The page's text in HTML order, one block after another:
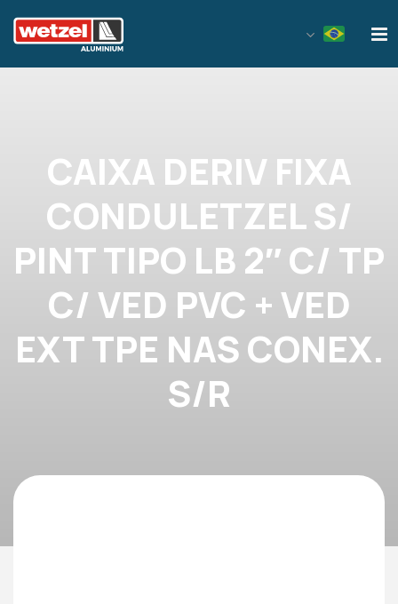
CAIXA DERIV FIXA
CONDULETZEL S/
PINT TIPO LB 2″ C/ TP
C/ VED PVC + VED
EXT TPE NAS CONEX.
S/R